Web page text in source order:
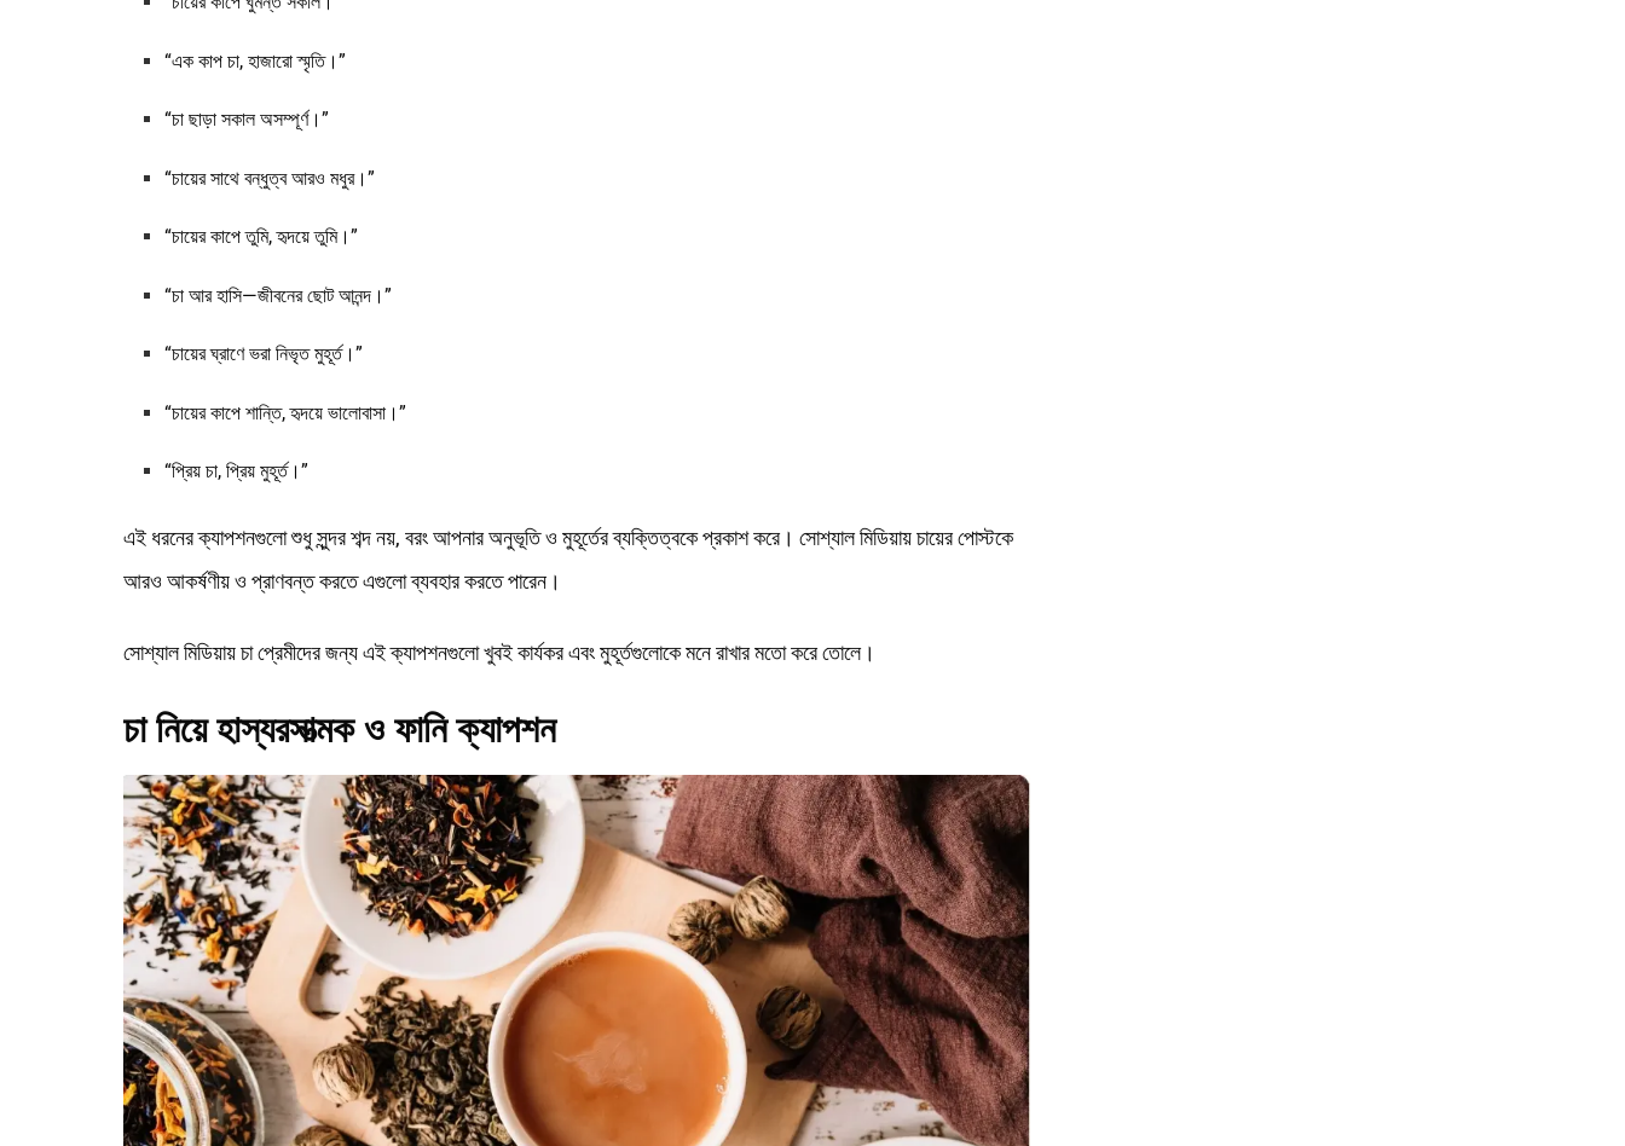
“এক কাপ চা, হাজারো স্মৃতি।”
“চা ছাড়া সকাল অসম্পূর্ণ।”
“চায়ের সাথে বন্ধুত্ব আরও মধুর।”
“চায়ের কাপে তুমি, হৃদয়ে তুমি।”
“চা আর হাসি—জীবনের ছোট আনন্দ।”
“চায়ের ঘ্রাণে ভরা নিভৃত মুহূর্ত।”
“চায়ের কাপে শান্তি, হৃদয়ে ভালোবাসা।”
“প্রিয় চা, প্রিয় মুহূর্ত।”
এই ধরনের ক্যাপশনগুলো শুধু সুন্দর শব্দ নয়, বরং আপনার অনুভূতি ও মুহূর্তের ব্যক্তিত্বকে প্রকাশ করে। সোশ্যাল মিডিয়ায় চায়ের পোস্টকে
আরও আকর্ষণীয় ও প্রাণবন্ত করতে এগুলো ব্যবহার করতে পারেন।
সোশ্যাল মিডিয়ায় চা প্রেমীদের জন্য এই ক্যাপশনগুলো খুবই কার্যকর এবং মুহূর্তগুলোকে মনে রাখার মতো করে তোলে।
চা নিয়ে হাস্যরসাত্মক ও ফানি ক্যাপশন